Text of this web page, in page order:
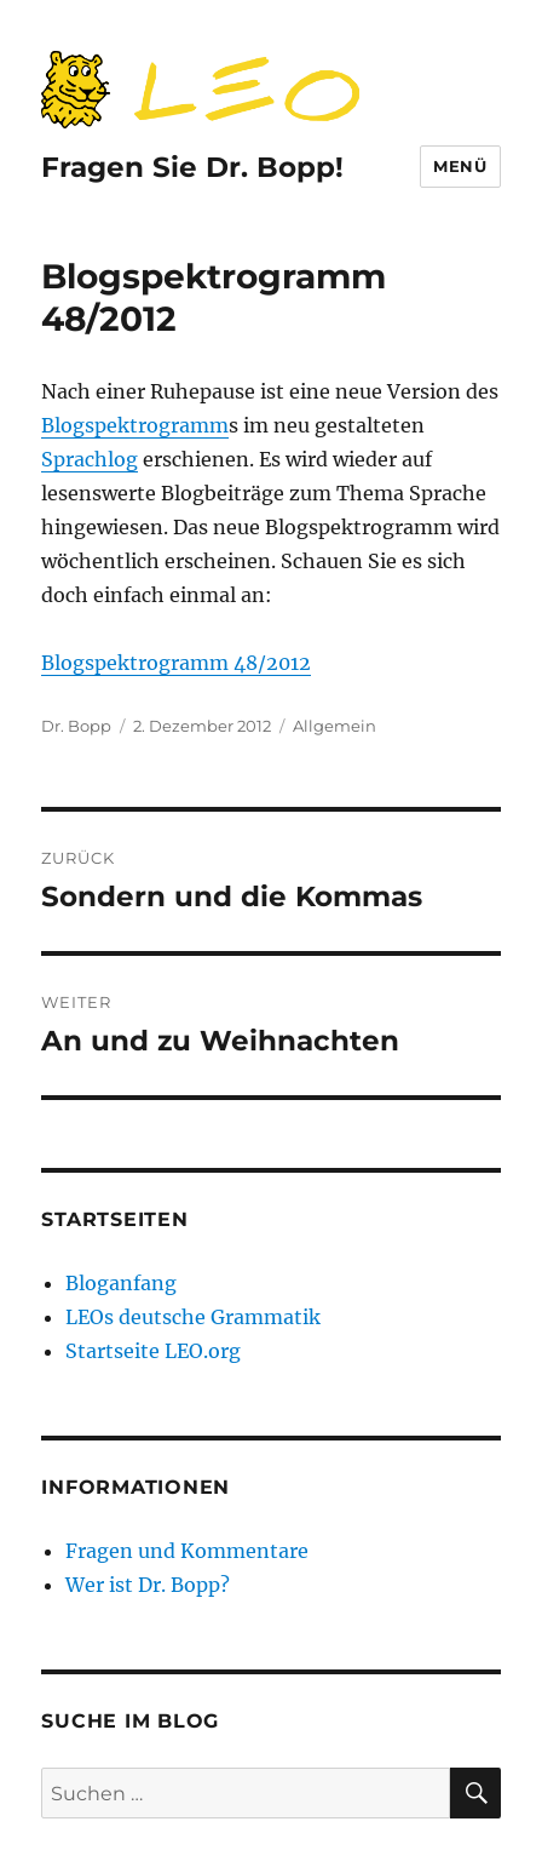
Fragen Sie Dr. Bopp! MENÜ
Blogspektrogramm
48/2012
Nach einer Ruhepause ist eine neue Version des
Blogspektrogramms im neu gestalteten
Sprachlog erschienen. Es wird wieder auf
lesenswerte Blogbeiträge zum Thema Sprache
hingewiesen. Das neue Blogspektrogramm wird
wöchentlich erscheinen. Schauen Sie es sich
doch einfach einmal an:
Blogspektrogramm 48/2012
Autor
Dr. Bopp
Veröffentlicht
2. Dezember 2012 Kategorien
Allgemein
ZURÜCK
Vorheriger
Sondern und die Kommas
WEITER
Nächster
An und zu Weihnachten
STARTSEITEN
Bloganfang
LEOs deutsche Grammatik
Startseite LEO.org
INFORMATIONEN
Fragen und Kommentare
Wer ist Dr. Bopp?
SUCHE IM BLOG
Suchen
nach: